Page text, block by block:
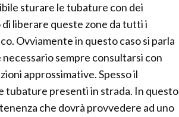
sturare le tubature con dei
liberare queste zone da tutti i
Ovviamente in questo caso si parla
sempre consultarsi con
approssimative. Spesso il
tubature presenti in strada. In questo
che dovrà provvedere ad uno